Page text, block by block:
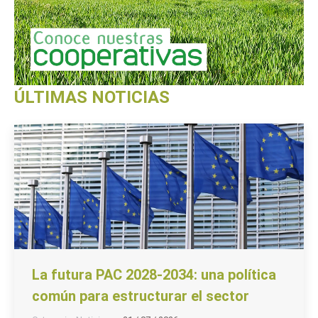
ÚLTIMAS NOTICIAS
La futura PAC 2028-2034: una política
común para estructurar el sector